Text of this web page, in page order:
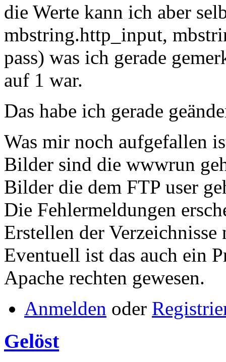
die Werte kann ich aber
mbstring.http_input,
pass) was ich gerade
auf 1 war.
Das habe ich gerade
Was mir noch aufgefallen
Bilder sind die wwwrun
Bilder die dem FTP user
Die Fehlermeldungen
Erstellen der Verzeichnisse
Eventuell ist das auch ein
Apache rechten gewesen.
Anmelden oder
Gelöst